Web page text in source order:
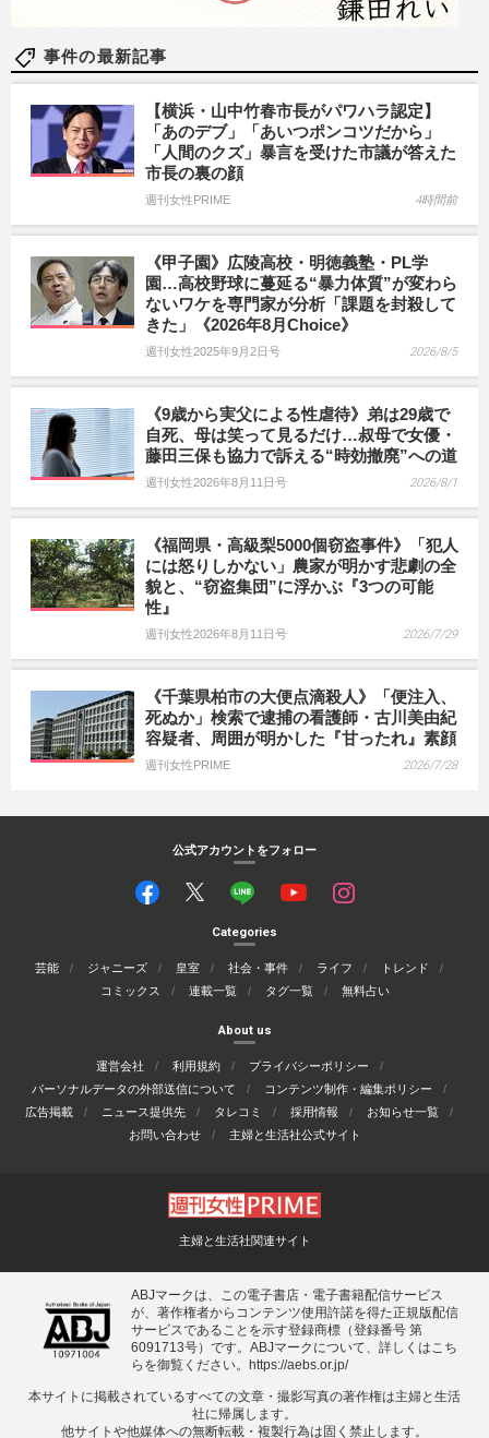
事件の最新記事
【横浜・山中竹春市長がパワハラ認定】
「あのデブ」「あいつポンコツだから」
「人間のクズ」暴言を受けた市議が答えた
市長の裏の顔
週刊女性PRIME 4時間前
《甲子園》広陵高校・明徳義塾・PL学
園…高校野球に蔓延る“暴力体質”が変わら
ないワケを専門家が分析「課題を封殺して
きた」《2026年8月Choice》
週刊女性2025年9月2日号 2026/8/5
《9歳から実父による性虐待》弟は29歳で
自死、母は笑って見るだけ…叔母で女優・
藤田三保も協力で訴える“時効撤廃”への道
週刊女性2026年8月11日号 2026/8/1
《福岡県・高級梨5000個窃盗事件》「犯人
には怒りしかない」農家が明かす悲劇の全
貌と、“窃盗集団”に浮かぶ『3つの可能
性』
週刊女性2026年8月11日号 2026/7/29
《千葉県柏市の大便点滴殺人》「便注入、
死ぬか」検索で逮捕の看護師・古川美由紀
容疑者、周囲が明かした『甘ったれ』素顔
週刊女性PRIME 2026/7/28
公式アカウントをフォロー
Categories
芸能 ジャニーズ 皇室 社会・事件 ライフ
トレンド
コミックス
連載一覧 タグ一覧 無料占い
About us
運営会社 利用規約
プライバシーポリシー
パーソナルデータの外部送信について
コンテンツ制作・編集ポリシー
広告掲載
ニュース提供先 タレコミ 採用情報
お知らせ一覧
お問い合わせ
主婦と生活社公式サイト
主婦と生活社関連サイト
ABJマークは、この電子書店・電子書籍配信サービス
が、著作権者からコンテンツ使用許諾を得た正規版配信
サービスであることを示す登録商標（登録番号 第
6091713号）です。ABJマークについて、詳しくはこち
らを御覧ください。
https://aebs.or.jp/
本サイトに掲載されているすべての⽂章・撮影写真の著作権は主婦と⽣活
社に帰属します。
他サイトや他媒体への無断転載・複製⾏為は固く禁⽌します。